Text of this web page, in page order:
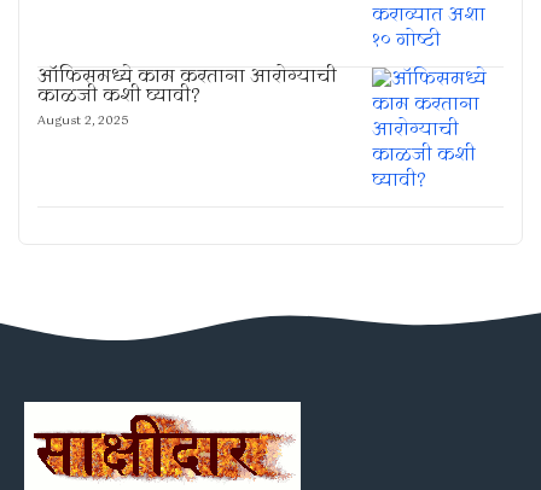
ऑफिसमध्ये काम करताना आरोग्याची
काळजी कशी घ्यावी?
August 2, 2025